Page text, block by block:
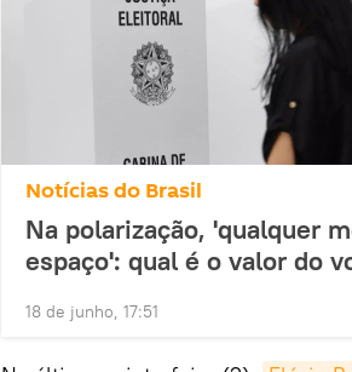
Notícias do Brasil
Na polarização, 'qualquer
espaço': qual é o valor do
18 de junho, 17:51